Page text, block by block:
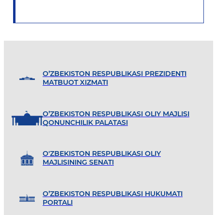
O’ZBEKISTON RESPUBLIKASI PREZIDENTI
MATBUOT XIZMATI
O’ZBEKISTON RESPUBLIKASI OLIY MAJLISI
QONUNCHILIK PALATASI
O'ZBEKISTON RESPUBLIKASI OLIY
MAJLISINING SENATI
O’ZBEKISTON RESPUBLIKASI HUKUMATI
PORTALI